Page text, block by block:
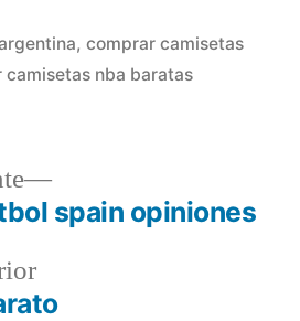
, comprar camisetas
camisetas nba baratas
Entrada
anterior:
Entrada
siguiente:
spain opiniones